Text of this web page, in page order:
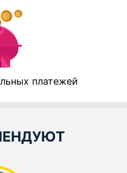
платежей